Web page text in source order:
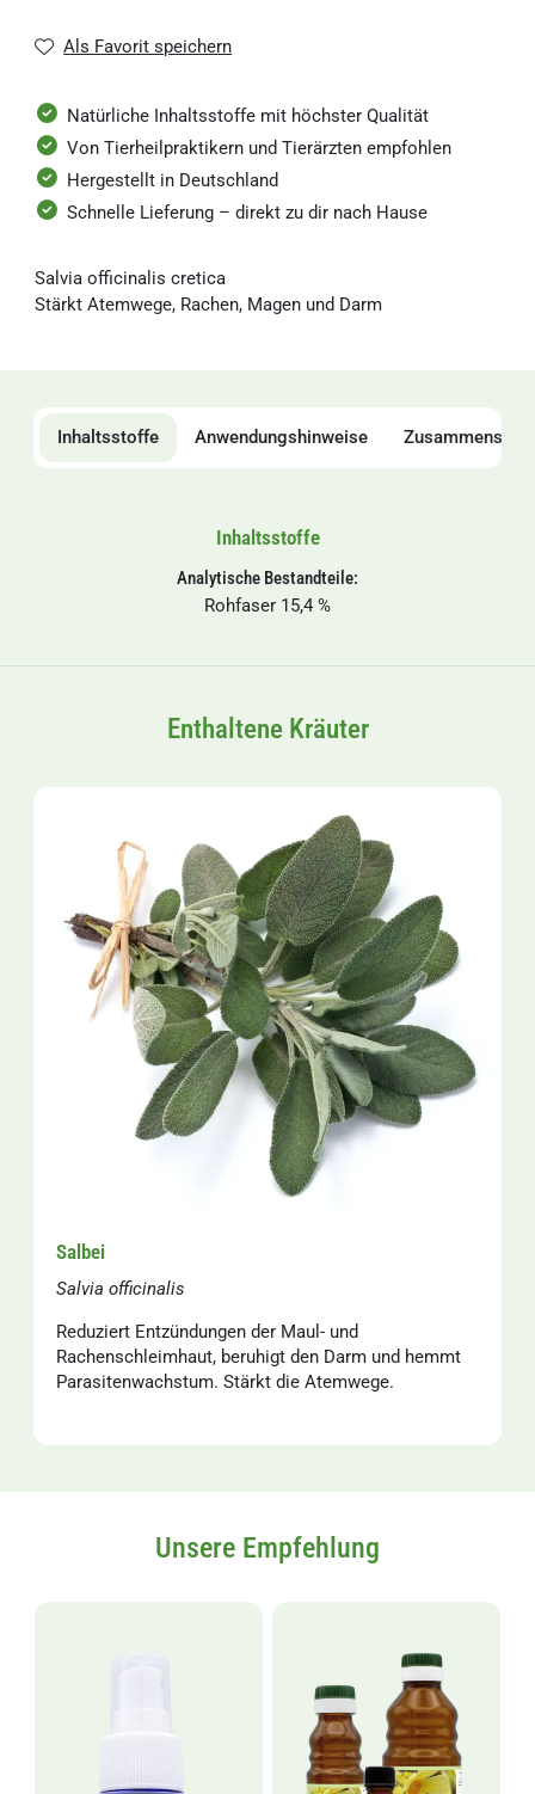
Alle 3 Monate
Als Favorit speichern
Natürliche Inhaltsstoffe mit höchster Qualität
Von Tierheilpraktikern und Tierärzten empfohlen
Hergestellt in Deutschland
Schnelle Lieferung – direkt zu dir nach Hause
Salvia officinalis cretica
Stärkt Atemwege, Rachen, Magen und Darm
Inhaltsstoffe Anwendungshinweise
Inhaltsstoffe
Analytische Bestandteile:
Rohfaser 15,4 %
Enthaltene Kräuter
Salbei
Salvia officinalis
Reduziert Entzündungen der Maul- und
Rachenschleimhaut, beruhigt den Darm und hemmt
Parasitenwachstum. Stärkt die Atemwege.
Unsere Empfehlung